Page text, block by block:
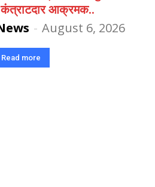
आक्रमक..
- August 6, 2026
Read more